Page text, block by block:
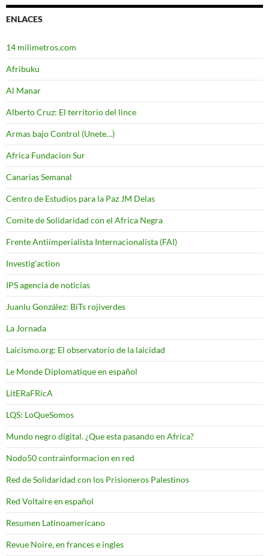
ENLACES
14 milimetros.com
Afribuku
Al Manar
Alberto Cruz: El territorio del lince
Armas bajo Control (Unete…)
Africa Fundacion Sur
Canarias Semanal
Centro de Estudios para la Paz JM Delas
Comite de Solidaridad con el Africa Negra
Frente Antiimperialista Internacionalista (FAI)
Investig'action
IPS agencia de noticias
Juanlu González: BiTs rojiverdes
La Jornada
Laicismo.org: El observatorio de la laicidad
Le Monde Diplomatique en español
LitERaFRicA
LQS: LoQueSomos
Mundo negro digital. ¿Que esta pasando en Africa?
Nodo50 contrainformacion en red
Red de Solidaridad con los Prisioneros Palestinos
Red Voltaire en español
Resumen Latinoamericano
Revue Noire, en frances e ingles